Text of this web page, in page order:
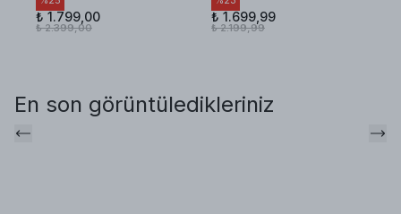
₺ 1.799,00
₺ 2.399,00
₺ 1.699,99
₺ 2.199,99
En son görüntüledikleriniz